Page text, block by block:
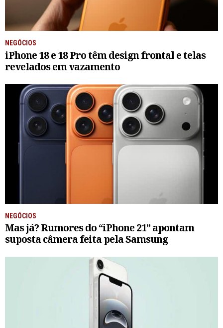
NEGÓCIOS
iPhone 18 e 18 Pro têm design frontal e telas
revelados em vazamento
NEGÓCIOS
Mas já? Rumores do “iPhone 21” apontam
suposta câmera feita pela Samsung